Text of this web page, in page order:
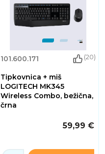
101.600.171 (20)
Tipkovnica + miš
LOGITECH MK345
Wireless Combo, bežična,
črna
59,99 €